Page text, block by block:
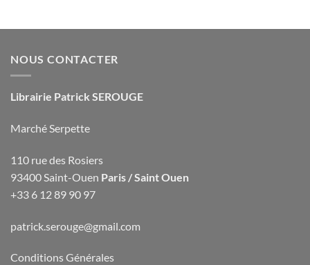
NOUS CONTACTER
Librairie Patrick SEROUGE
Marché Serpette
110 rue des Rosiers
93400 Saint-Ouen Paris / Saint Ouen
+33 6 12 89 90 97
patrick.serouge@gmail.com
Conditions Générales